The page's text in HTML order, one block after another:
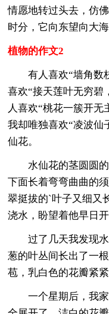
情愿地转过头去，仿
时分，它向东望向大
植物的作文2
有人喜欢“墙角数枝
喜欢“接天莲叶无穷碧
人喜欢“桃花一簇开无
我却唯独喜欢“凌波仙
仙花。
水仙花的茎圆圆的
下面长着弯弯曲曲的
翠挺拔的`叶子又细又
浇水，盼望着他早日开
过了几天我发现水
葱的叶丛间长出了一
苞，乳白色的花瓣紧紧
一个星期后，我家